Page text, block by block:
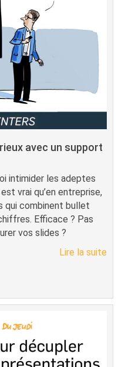
avec un support
intimider les adeptes
vrai qu’en entreprise,
qui combinent bullet
Efficace ? Pas
vos slides ?
Lire la suite